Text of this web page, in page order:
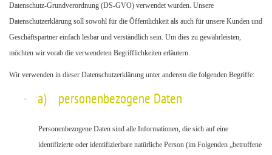
Datenschutz-Grundverordnung (DS-GVO) verwendet wurden. Unsere
Datenschutzerklärung soll sowohl für die Öffentlichkeit als auch für unsere Kunden und
Geschäftspartner einfach lesbar und verständlich sein. Um dies zu gewährleisten,
möchten wir vorab die verwendeten Begrifflichkeiten erläutern.
Wir verwenden in dieser Datenschutzerklärung unter anderem die folgenden Begriffe:
· a) personenbezogene Daten
Personenbezogene Daten sind alle Informationen, die sich auf eine
identifizierte oder identifizierbare natürliche Person (im Folgenden „betroffene